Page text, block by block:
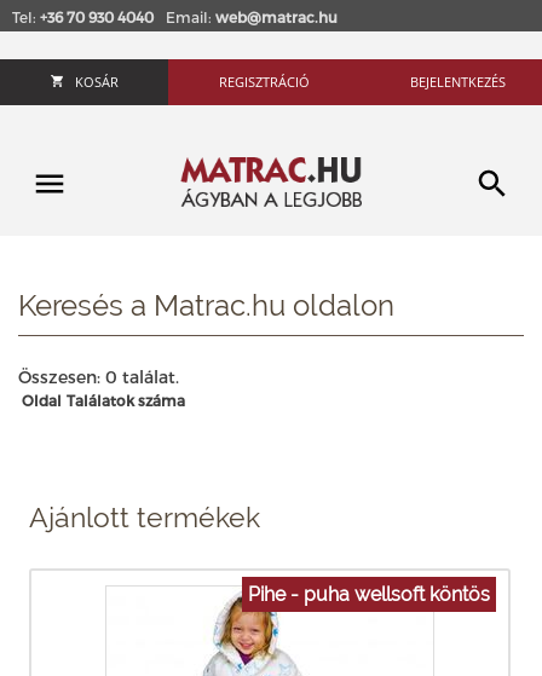
Tel: +36 70 930 4040 Email: web@matrac.hu
KOSÁR REGISZTRÁCIÓ BEJELENTKEZÉS
Keresés a Matrac.hu oldalon
Összesen: 0 találat.
Oldal Találatok száma
Ajánlott termékek
Pihe - puha wellsoft köntös